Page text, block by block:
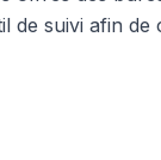
suivi afin